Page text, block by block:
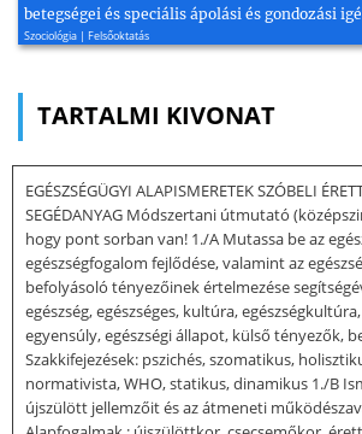
betegségei és speciális ápolási és gondozási
Szociológia | Felsőoktatás
TARTALMI KIVONAT
EGÉSZSÉGÜGYI ALAPISMERETEK SZÓBELI
SEGÉDANYAG Módszertani útmutató
hogy pont sorban van! 1./A Mutassa be az
egészségfogalom fejlődése, valamint az
befolyásoló tényezőinek értelmezése
egészség, egészséges, kultúra,
egyensúly, egészségi állapot, külső tényezők,
Szakkifejezések: pszichés, szomatikus,
normativista, WHO, statikus, dinamikus 1./B
újszülött jellemzőit és az átmeneti